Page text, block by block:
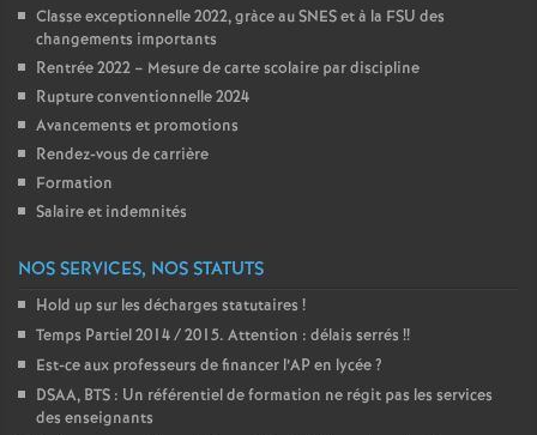
Classe exceptionnelle 2022, gràce au SNES et à la FSU des
changements importants
Rentrée 2022 – Mesure de carte scolaire par discipline
Rupture conventionnelle 2024
Avancements et promotions
Rendez-vous de carrière
Formation
Salaire et indemnités
NOS SERVICES, NOS STATUTS
Hold up sur les décharges statutaires !
Temps Partiel 2014 / 2015. Attention : délais serrés !!
Est-ce aux professeurs de financer l’AP en lycée?
DSAA, BTS : Un référentiel de formation ne régit pas les services
des enseignants